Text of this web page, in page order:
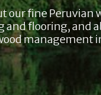
our fine Peruvian
and flooring, and
management